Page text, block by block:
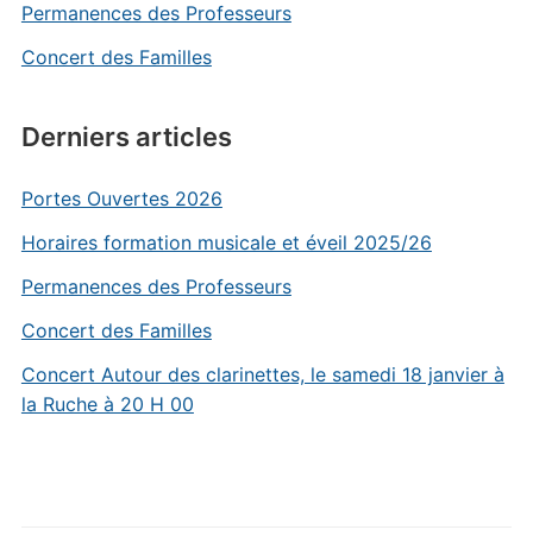
Permanences des Professeurs
Concert des Familles
Derniers articles
Portes Ouvertes 2026
Horaires formation musicale et éveil 2025/26
Permanences des Professeurs
Concert des Familles
Concert Autour des clarinettes, le samedi 18 janvier à
la Ruche à 20 H 00